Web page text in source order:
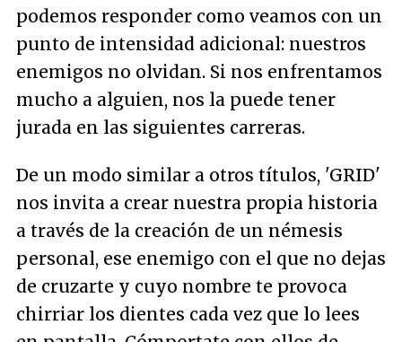
podemos responder como veamos con un
punto de intensidad adicional: nuestros
enemigos no olvidan. Si nos enfrentamos
mucho a alguien, nos la puede tener
jurada en las siguientes carreras.
De un modo similar a otros títulos, 'GRID'
nos invita a crear nuestra propia historia
a través de la creación de un némesis
personal, ese enemigo con el que no dejas
de cruzarte y cuyo nombre te provoca
chirriar los dientes cada vez que lo lees